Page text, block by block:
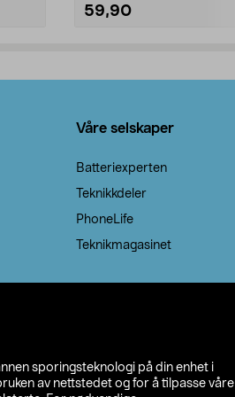
sporingsteknologi på din enhet i
av nettstedet og for å tilpasse våre
59,90
Våre selskaper
Batteriexperten
Teknikkdeler
PhoneLife
Teknikmagasinet